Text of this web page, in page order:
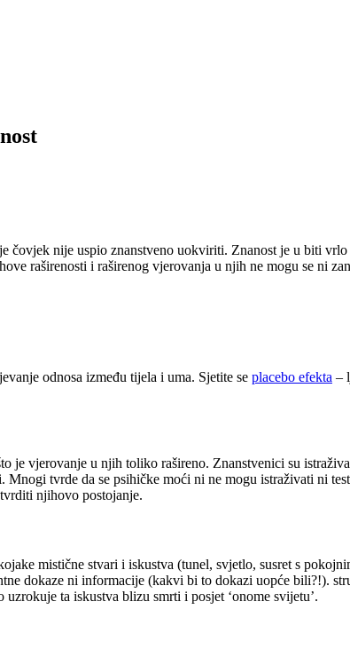
čovjek nije uspio znanstveno uokviriti. Znanost je u biti
raširenosti i raširenog vjerovanja u njih ne mogu se ni
odnosa između tijela i uma. Sjetite se placebo efekta –
je vjerovanje u njih toliko rašireno. Znanstvenici su
tvrde da se psihičke moći ni ne mogu istraživati ni
njihovo postojanje.
mistične stvari i iskustva (tunel, svjetlo, susret s
dokaze ni informacije (kakvi bi to dokazi uopće bili?!).
ta iskustva blizu smrti i posjet ‘onome svijetu’.